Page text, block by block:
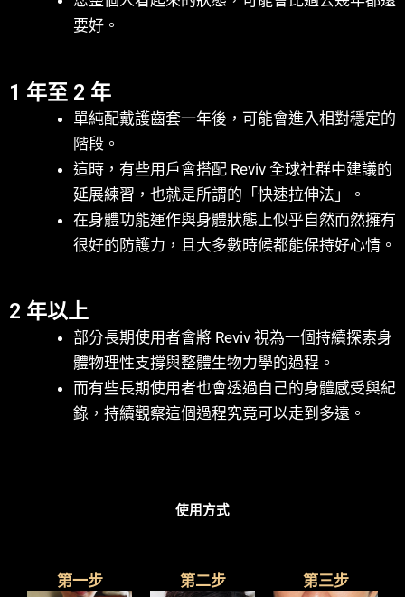
要好。
1 年至 2 年
單純配戴護齒套一年後，可能會進入相對穩定的
階段。
這時，有些用戶會搭配 Reviv 全球社群中建議的
延展練習，也就是所謂的「快速拉伸法」。
在身體功能運作與身體狀態上似乎自然而然擁有
很好的防護力，且大多數時候都能保持好心情。
2 年以上
部分長期使用者會將 Reviv 視為一個持續探索身
體物理性支撐與整體生物力學的過程。
而有些長期使用者也會透過自己的身體感受與紀
錄，持續觀察這個過程究竟可以走到多遠。
使用方式
第一步 第二步 第三步